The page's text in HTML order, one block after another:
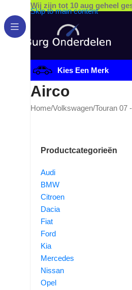
Skip to main content
Wij zijn tot 10 aug geheel
Kies Een Merk
Airco
Home/Volkswagen/Touran 07
Productcategorieën
Audi
BMW
Citroen
Dacia
Fiat
Ford
Kia
Mercedes
Nissan
Opel